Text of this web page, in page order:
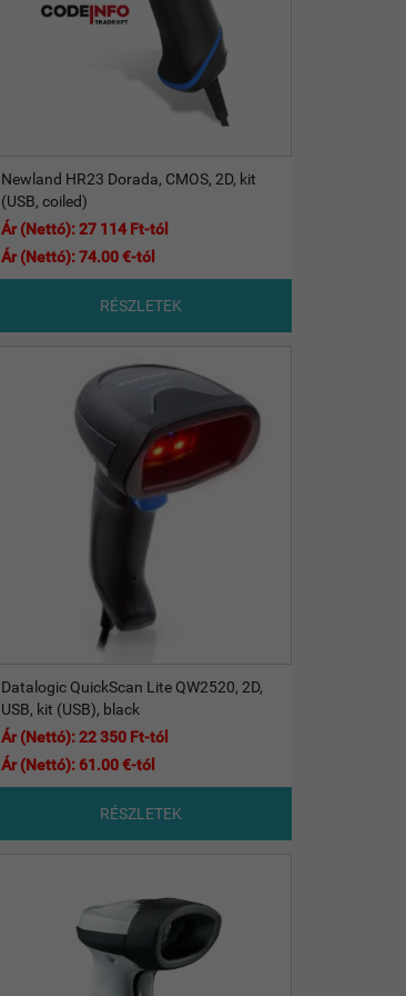
Newland HR23 Dorada, CMOS, 2D, kit
(USB, coiled)
Ár (Nettó): 27 114 Ft-tól
Ár (Nettó): 74.00 €-tól
RÉSZLETEK
Datalogic QuickScan Lite QW2520, 2D,
USB, kit (USB), black
Ár (Nettó): 22 350 Ft-tól
Ár (Nettó): 61.00 €-tól
RÉSZLETEK